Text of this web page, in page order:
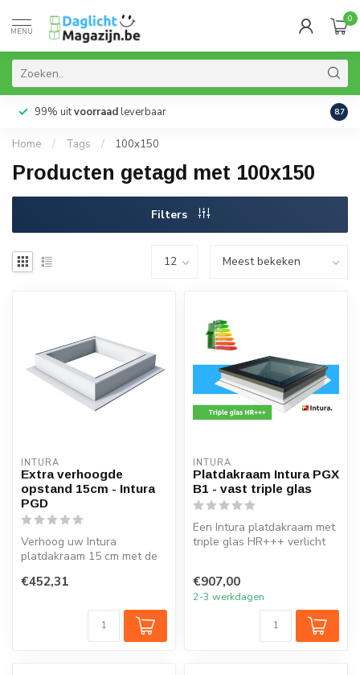
MENU
0
99% uitvoorraadleverbaar 8.7
Home / Tags / 100x150
Producten getagd met 100x150
Filters
INTURA
Extra verhoogde
opstand 15cm - Intura
PGD
Verhoog uw Intura
platdakraam 15 cm met de
PGD
€452,31
INTURA
Platdakraam Intura PGX
B1 - vast triple glas
Een Intura platdakraam met
triple glas HR+++ verlicht
€907,00
2-3 werkdagen